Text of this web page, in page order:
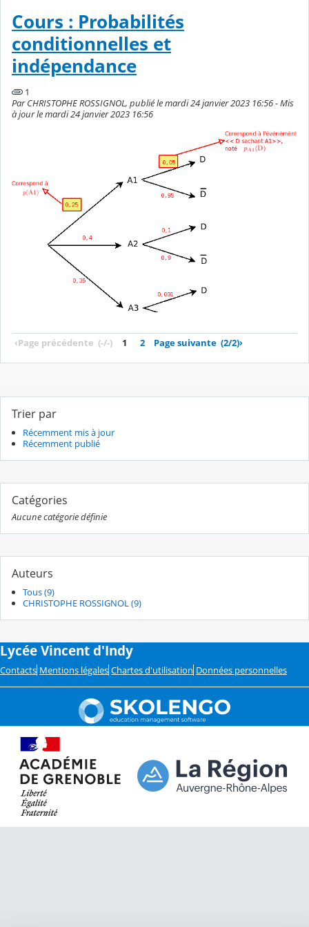
Cours : Probabilités
conditionnelles et
indépendance
1
Par CHRISTOPHE ROSSIGNOL, publié le mardi 24 janvier 2023 16:56 - Mis
à jour le mardi 24 janvier 2023 16:56
‹Page précédente (-/-) 1 2 Page suivante (2/2)›
Trier par
Récemment mis à jour
Récemment publié
Catégories
Aucune catégorie définie
Auteurs
Tous (9)
CHRISTOPHE ROSSIGNOL (9)
Lycée Vincent d'Indy
Contacts Mentions légales Chartes d'utilisation Données personnelles